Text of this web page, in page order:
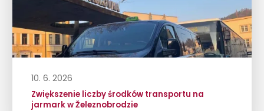
10. 6. 2026
Zwiększenie liczby środków transportu na
jarmark w Železnobrodzie